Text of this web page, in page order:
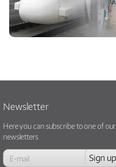
Newsletter
Here you can subscribe to one of our
newsletters